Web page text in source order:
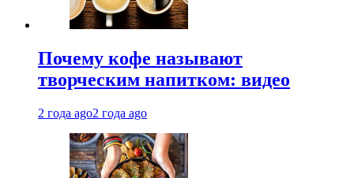
Почему кофе называют
творческим напитком: видео
2 года ago2 года ago